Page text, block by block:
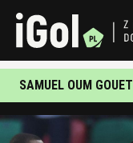
SAMUEL OUM GOUET